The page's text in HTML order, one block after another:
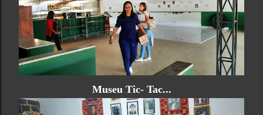
Museu Tic- Tac...